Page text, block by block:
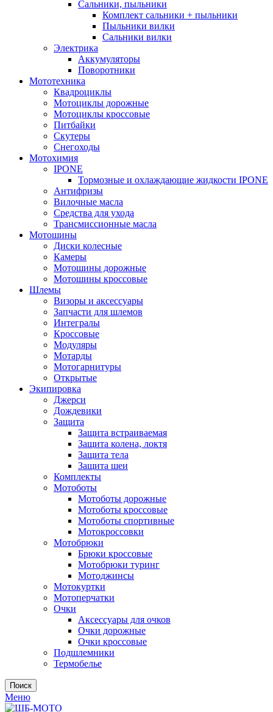
Сальники, пыльники
Комплект сальники + пыльники
Пыльники вилки
Сальники вилки
Электрика
Аккумуляторы
Поворотники
Мототехника
Квадроциклы
Мотоциклы дорожные
Мотоциклы кроссовые
Питбайки
Скутеры
Снегоходы
Мотохимия
IPONE
Тормозные и охлаждающие жидкости IPONE
Антифризы
Вилочные масла
Средства для ухода
Трансмиссионные масла
Мотошины
Диски колесные
Камеры
Мотошины дорожные
Мотошины кроссовые
Шлемы
Визоры и аксессуары
Запчасти для шлемов
Интегралы
Кроссовые
Модуляры
Мотарды
Мотогарнитуры
Открытые
Экипировка
Джерси
Дождевики
Защита
Защита встраиваемая
Защита колена, локтя
Защита тела
Защита шеи
Комплекты
Мотоботы
Мотоботы дорожные
Мотоботы кроссовые
Мотоботы спортивные
Мотокроссовки
Мотобрюки
Брюки кроссовые
Мотобрюки туринг
Мотоджинсы
Мотокуртки
Мотоперчатки
Очки
Аксессуары для очков
Очки дорожные
Очки кроссовые
Подшлемники
Термобелье
Поиск
Меню